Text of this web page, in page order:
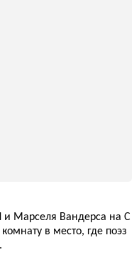
и Марселя Вандерса на C
в место, где поэз